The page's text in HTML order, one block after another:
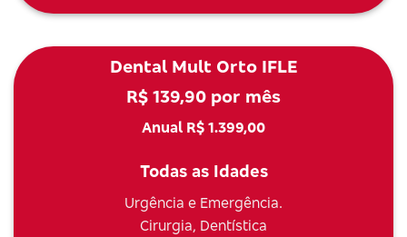
Dental Mult Orto IFLE
R$ 139,90 por mês
Anual R$ 1.399,00
Todas as Idades
Urgência e Emergência.
Cirurgia, Dentística